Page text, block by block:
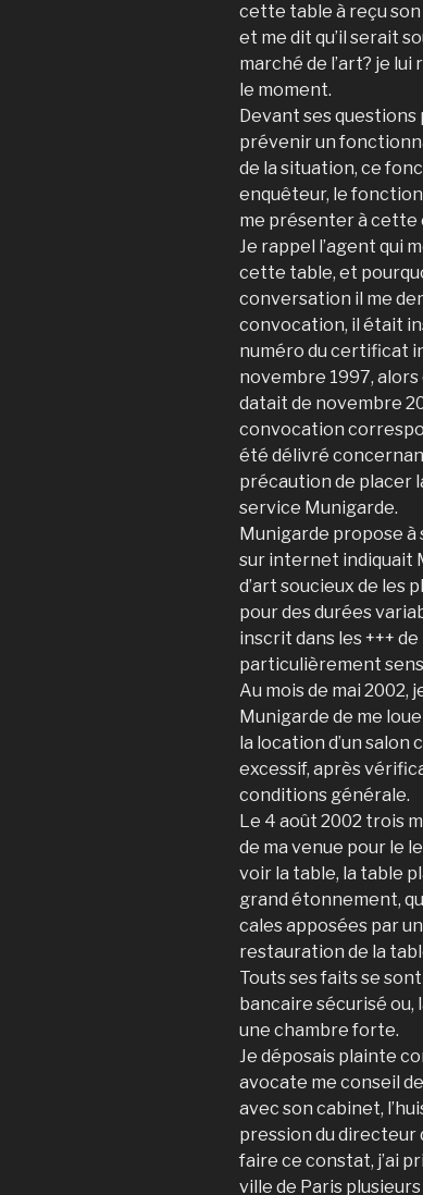
cette table à reçu
et me dit qu’il serait
marché de l’art? je
le moment.
Devant ses
prévenir un
de la situation, ce
enquêteur, le
me présenter à cette
Je rappel l’agent qui
cette table, et
conversation il me
convocation, il était
numéro du certificat
novembre 1997,
datait de novembre
convocation
été délivré
précaution de placer
service Munigarde.
Munigarde propose
sur internet indiquait
d’art soucieux de les
pour des durées
inscrit dans les +++
particulièrement
Au mois de mai 2002,
Munigarde de me
la location d’un salon
excessif, après
conditions générale.
Le 4 août 2002 trois
de ma venue pour le
voir la table, la table
grand étonnement,
cales apposées par
restauration de la
Touts ses faits se
bancaire sécurisé
une chambre forte.
Je déposais plainte
avocate me conseil
avec son cabinet,
pression du directeur
faire ce constat, j’ai
ville de Paris